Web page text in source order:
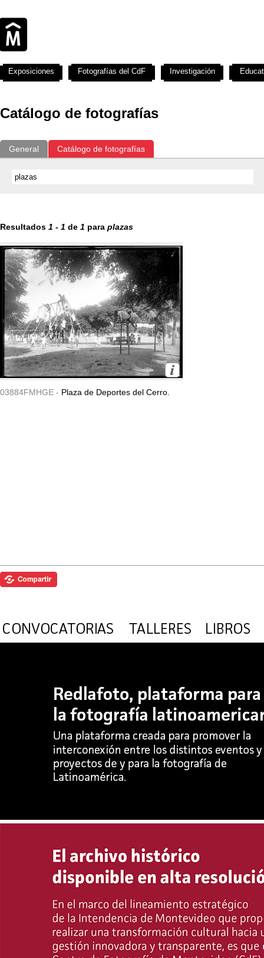
Catálogo de fotografías
General Catálogo de fotografías
Resultados 1 - 1 de 1 para plazas
03884FMHGE - Plaza de Deportes del Cerro.
Exposiciones Fotografías del CdF Investigación